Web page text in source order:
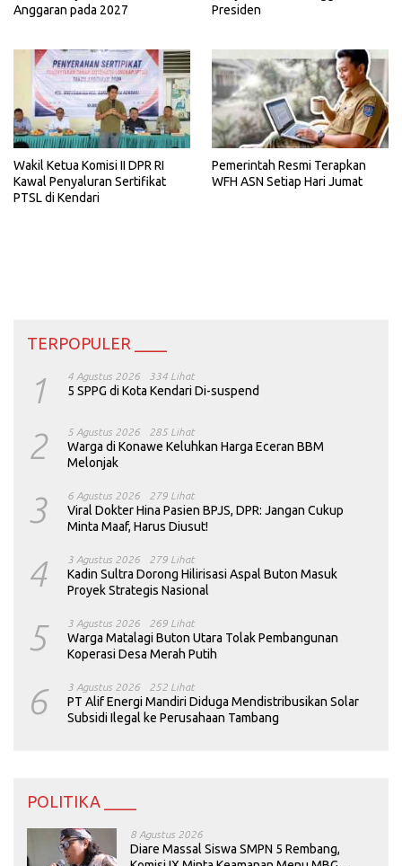
Anggaran pada 2027
Presiden
Wakil Ketua Komisi II DPR RI
Kawal Penyaluran Sertifikat
PTSL di Kendari
Pemerintah Resmi Terapkan
WFH ASN Setiap Hari Jumat
TERPOPULER ____
1 4 Agustus 2026 334 Lihat
5 SPPG di Kota Kendari Di-suspend
2 5 Agustus 2026 285 Lihat
Warga di Konawe Keluhkan Harga Eceran BBM
Melonjak
3 6 Agustus 2026 279 Lihat
Viral Dokter Hina Pasien BPJS, DPR: Jangan Cukup
Minta Maaf, Harus Diusut!
4 3 Agustus 2026 279 Lihat
Kadin Sultra Dorong Hilirisasi Aspal Buton Masuk
Proyek Strategis Nasional
5 3 Agustus 2026 269 Lihat
Warga Matalagi Buton Utara Tolak Pembangunan
Koperasi Desa Merah Putih
6 3 Agustus 2026 252 Lihat
PT Alif Energi Mandiri Diduga Mendistribusikan Solar
Subsidi Ilegal ke Perusahaan Tambang
POLITIKA ____
8 Agustus 2026
Diare Massal Siswa SMPN 5 Rembang,